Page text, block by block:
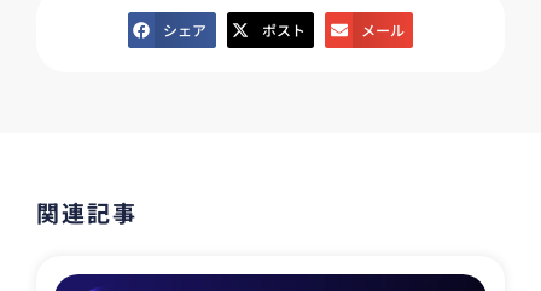
シェア ポスト メール
関連記事